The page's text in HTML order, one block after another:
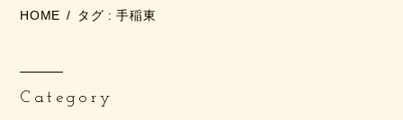
HOME タグ : 手稲東
Category